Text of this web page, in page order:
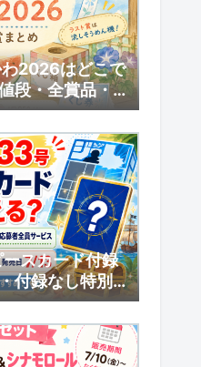
2026はどこで
段・全賞品・ラ
スカード付録
付録なし特別版
員サービスまと